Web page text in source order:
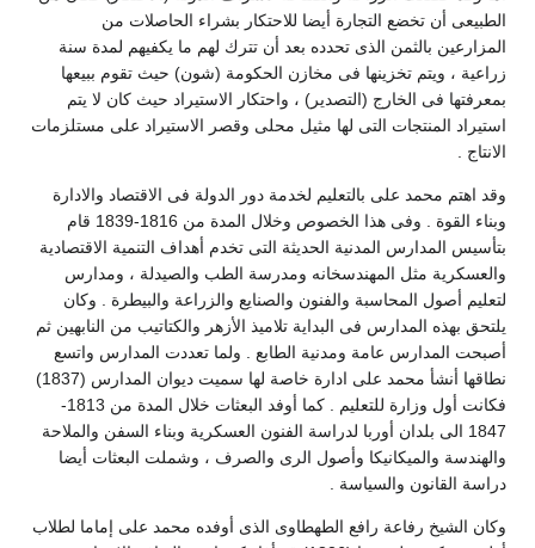
الطبيعى أن تخضع التجارة أيضا للاحتكار بشراء الحاصلات من
المزارعين بالثمن الذى تحدده بعد أن تترك لهم ما يكفيهم لمدة سنة
زراعية ، ويتم تخزينها فى مخازن الحكومة (شون) حيث تقوم ببيعها
بمعرفتها فى الخارج (التصدير) ، واحتكار الاستيراد حيث كان لا يتم
استيراد المنتجات التى لها مثيل محلى وقصر الاستيراد على مستلزمات
الانتاج .
وقد اهتم محمد على بالتعليم لخدمة دور الدولة فى الاقتصاد والادارة
وبناء القوة . وفى هذا الخصوص وخلال المدة من 1816-1839 قام
بتأسيس المدارس المدنية الحديثة التى تخدم أهداف التنمية الاقتصادية
والعسكرية مثل المهندسخانه ومدرسة الطب والصيدلة ، ومدارس
لتعليم أصول المحاسبة والفنون والصنايع والزراعة والبيطرة . وكان
يلتحق بهذه المدارس فى البداية تلاميذ الأزهر والكتاتيب من النابهين ثم
أصبحت المدارس عامة ومدنية الطابع . ولما تعددت المدارس واتسع
نطاقها أنشأ محمد على ادارة خاصة لها سميت ديوان المدارس (1837)
فكانت أول وزارة للتعليم . كما أوفد البعثات خلال المدة من 1813-
1847 الى بلدان أوربا لدراسة الفنون العسكرية وبناء السفن والملاحة
والهندسة والميكانيكا وأصول الرى والصرف ، وشملت البعثات أيضا
دراسة القانون والسياسة .
وكان الشيخ رفاعة رافع الطهطاوى الذى أوفده محمد على إماما لطلاب